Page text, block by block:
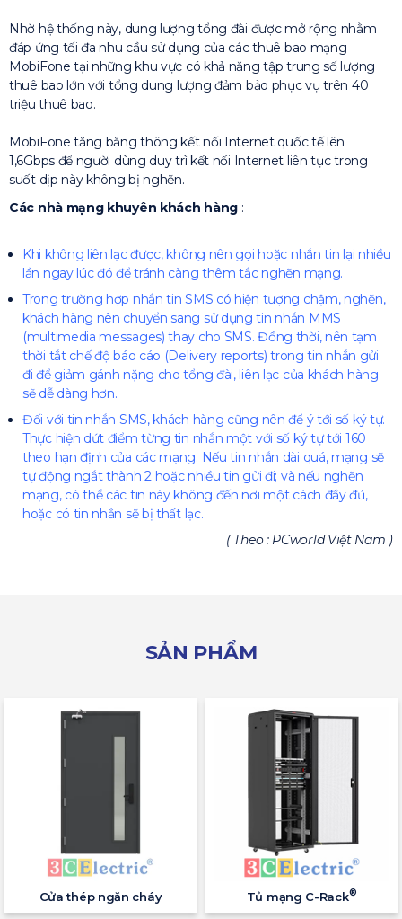
Nhờ hệ thống này, dung lượng tổng đài được mở rộng nhằm
đáp ứng tối đa nhu cầu sử dụng của các thuê bao mạng
MobiFone tại những khu vực có khả năng tập trung số lượng
thuê bao lớn với tổng dung lượng đảm bảo phục vụ trên 40
triệu thuê bao.
MobiFone tăng băng thông kết nối Internet quốc tế lên
1,6Gbps để người dùng duy trì kết nối Internet liên tục trong
suốt dịp này không bị nghẽn.
Các nhà mạng khuyên khách hàng :
Khi không liên lạc được, không nên gọi hoặc nhắn tin lại nhiều
lần ngay lúc đó để tránh càng thêm tắc nghẽn mạng.
Trong trường hợp nhắn tin SMS có hiện tượng chậm, nghẽn,
khách hàng nên chuyển sang sử dụng tin nhắn MMS
(multimedia messages) thay cho SMS. Đồng thời, nên tạm
thời tắt chế độ báo cáo (Delivery reports) trong tin nhắn gửi
đi để giảm gánh nặng cho tổng đài, liên lạc của khách hàng
sẽ dễ dàng hơn.
Đối với tin nhắn SMS, khách hàng cũng nên để ý tới số ký tự.
Thực hiện dứt điểm từng tin nhắn một với số ký tự tới 160
theo hạn định của các mạng. Nếu tin nhắn dài quá, mạng sẽ
tự động ngắt thành 2 hoặc nhiều tin gửi đi; và nếu nghẽn
mạng, có thể các tin này không đến nơi một cách đầy đủ,
hoặc có tin nhắn sẽ bị thất lạc.
( Theo : PCworld Việt Nam )
SẢN PHẨM
Cửa thép ngăn cháy Tủ mạng C-Rack®